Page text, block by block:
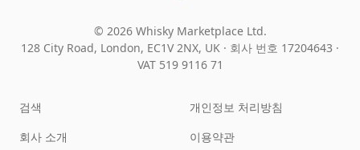
© 2026 Whisky Marketplace Ltd.
128 City Road, London, EC1V 2NX, UK · 회사 번호 17204643 ·
VAT 519 9116 71
검색
회사 소개
개인정보 처리방침
이용약관